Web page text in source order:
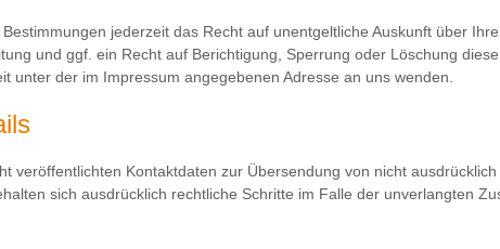
jederzeit das Recht auf unentgeltliche Auskunft über
und ggf. ein Recht auf Berichtigung, Sperrung oder Löschung
unter der im Impressum angegebenen Adresse an uns wenden.
veröffentlichten Kontaktdaten zur Übersendung von nicht
sich ausdrücklich rechtliche Schritte im Falle der unverlangten